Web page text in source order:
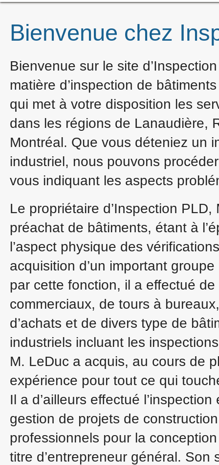
Bienvenue chez
Bienvenue sur le site
matière d’inspection de
qui met à votre disposition les
dans les régions de Lanaudière,
Montréal. Que vous déteniez un
industriel, nous pouvons
vous indiquant les aspects
Le propriétaire d’Inspection
préachat de bâtiments, étant à
l’aspect physique des
acquisition d’un important
par cette fonction, il a effectué
commerciaux, de tours à
d’achats et de divers type de
industriels incluant les
M. LeDuc a acquis, au cours de
expérience pour tout ce qui
Il a d’ailleurs effectué
gestion de projets de
professionnels pour la
titre d’entrepreneur général.